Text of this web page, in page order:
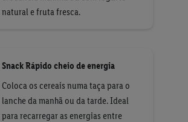
natural e fruta fresca.
Snack Rápido cheio de energia
Coloca os cereais numa taça para o
lanche da manhã ou da tarde. Ideal
para recarregar as energias entre